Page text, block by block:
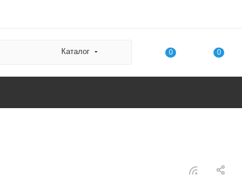
Каталог 0 0